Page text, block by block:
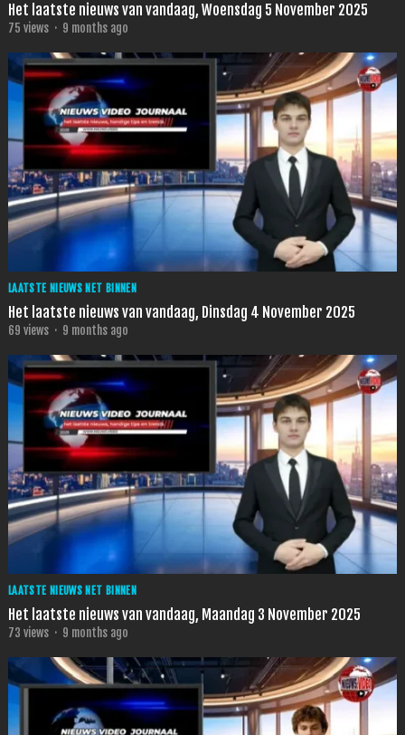
Het laatste nieuws van vandaag, Woensdag 5 November 2025
75 views · 9 months ago
LAATSTE NIEUWS NET BINNEN
Het laatste nieuws van vandaag, Dinsdag 4 November 2025
69 views · 9 months ago
LAATSTE NIEUWS NET BINNEN
Het laatste nieuws van vandaag, Maandag 3 November 2025
73 views · 9 months ago